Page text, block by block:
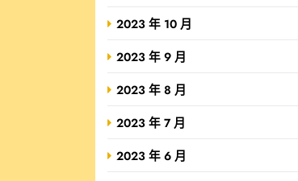
2023 年 10 月
2023 年 9 月
2023 年 8 月
2023 年 7 月
2023 年 6 月